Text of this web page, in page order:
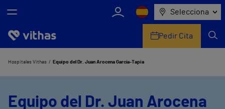
Selecciona
Nosotros
Pedir Cita
Hospitales Vithas Equipo del Dr. Juan Arocena García-Tapia
Equipo del Dr. Juan Arocena